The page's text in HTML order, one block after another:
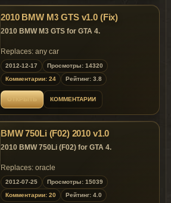
- A working bonnet and boot
The car has extra :
2. Registration plate on a rear bumper
3. Decorative arch of a front bumper
4. Eyelashes of forward optics
Replaced model in game : rebla
2010 BMW M3 GTS v1.0 (Fix)
2010 BMW M3 GTS for GTA 4.
Replaces: any car
2012-12-17
Просмотры: 14320
Комментарии: 24
Рейтинг: 3.8
КОММЕНТАРИИ
BMW 750Li (F02) 2010 v1.0
2010 BMW 750Li (F02) for GTA 4.
Replaces: oracle
Model is exclusive toGtaMania
25.08.2012 !
2012-07-25
Просмотры: 15039
Комментарии: 20
Рейтинг: 4.0